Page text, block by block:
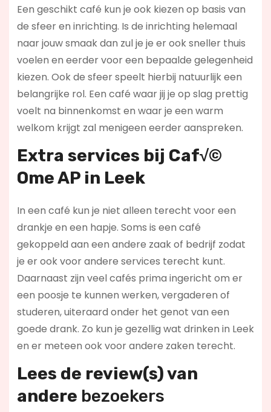
Een geschikt café kun je ook kiezen op basis van
de sfeer en inrichting. Is de inrichting helemaal
naar jouw smaak dan zul je je er ook sneller thuis
voelen en eerder voor een bepaalde gelegenheid
kiezen. Ook de sfeer speelt hierbij natuurlijk een
belangrijke rol. Een café waar jij je op slag prettig
voelt na binnenkomst en waar je een warm
welkom krijgt zal menigeen eerder aanspreken.
Extra services bij Caf√©
Ome AP in Leek
In een café kun je niet alleen terecht voor een
drankje en een hapje. Soms is een café
gekoppeld aan een andere zaak of bedrijf zodat
je er ook voor andere services terecht kunt.
Daarnaast zijn veel cafés prima ingericht om er
een poosje te kunnen werken, vergaderen of
studeren, uiteraard onder het genot van een
goede drank. Zo kun je gezellig wat drinken in Leek
en er meteen ook voor andere zaken terecht.
Lees de review(s) van
andere bezoekers